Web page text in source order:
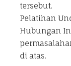
tersebut.
Pelatihan
Hubungan
di atas.